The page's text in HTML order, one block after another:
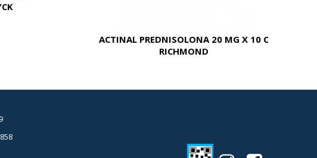
ACTINAL PREDNISOLONA 20 MG X 10 C
RICHMOND